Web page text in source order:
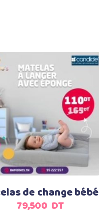
Ajouter au panier
de change bébé
79,500 DT